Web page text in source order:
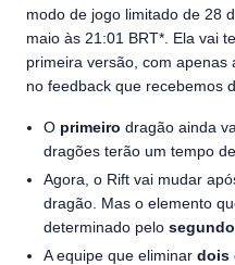
modo de jogo limitado de 28
maio às 21:01 BRT*. Ela vai
primeira versão, com apenas
no feedback que recebemos
O primeiro dragão ainda
dragões terão um tempo
Agora, o Rift vai mudar
dragão. Mas o elemento
determinado pelo segundo
A equipe que eliminar dois